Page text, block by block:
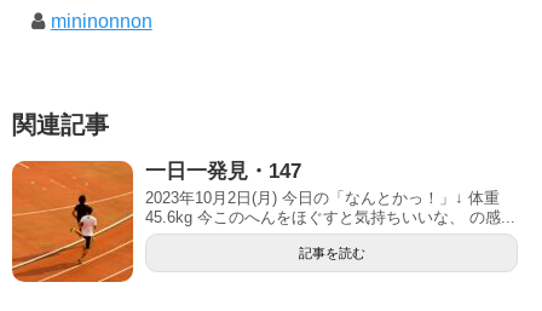
mininonnon
関連記事
一日一発見・147
2023年10月2日(月) 今日の「なんとかっ！」↓ 体重
45.6kg 今このへんをほぐすと気持ちいいな、 の感...
記事を読む